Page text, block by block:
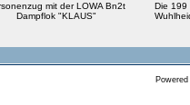
mit der LOWA Bn2t
Dampflok "KLAUS"
Die 199